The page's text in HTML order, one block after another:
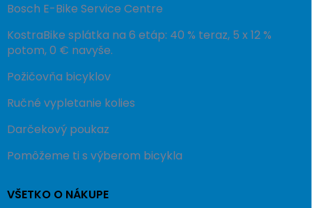
Bosch E-Bike Service Centre
KostraBike splátka na 6 etáp: 40 % teraz, 5 x 12 %
potom, 0 € navyše.
Požičovňa bicyklov
Ručné vypletanie kolies
Darčekový poukaz
Pomôžeme ti s výberom bicykla
VŠETKO O NÁKUPE